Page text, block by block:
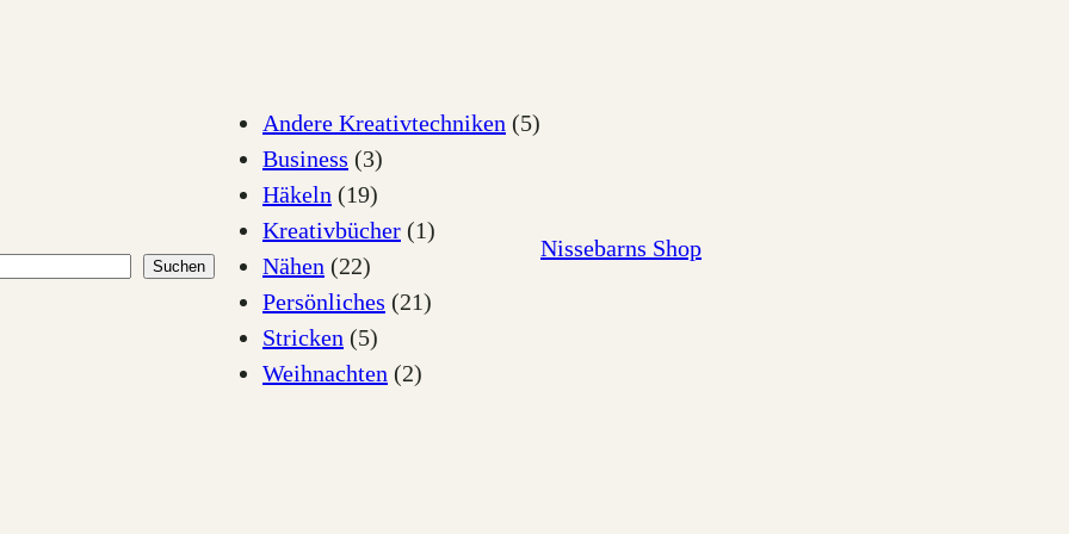
Suchen
Andere Kreativtechniken (5)
Business (3)
Häkeln (19)
Kreativbücher (1)
Nähen (22)
Persönliches (21)
Stricken (5)
Weihnachten (2)
Nissebarns Shop